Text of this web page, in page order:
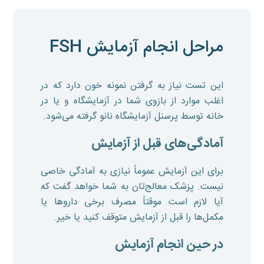
مراحل انجام آزمایش FSH
این تست نیاز به گرفتن نمونه خون دارد که در
اغلب موارد از بازوی شما در آزمایشگاه و یا در
خانه توسط پرسنل آزمایشگاه نانو گرفته می‌شود.
آمادگی‌های قبل از آزمایش
برای این آزمایش عموماً نیازی به آمادگی خاصی
نیست. پزشک معالج‌تان به شما خواهد گفت که
آیا لازم است موقتاً مصرف برخی داروها یا
مکمل‌ها را قبل از آزمایش متوقف کنید یا خیر.
در حین انجام آزمایش